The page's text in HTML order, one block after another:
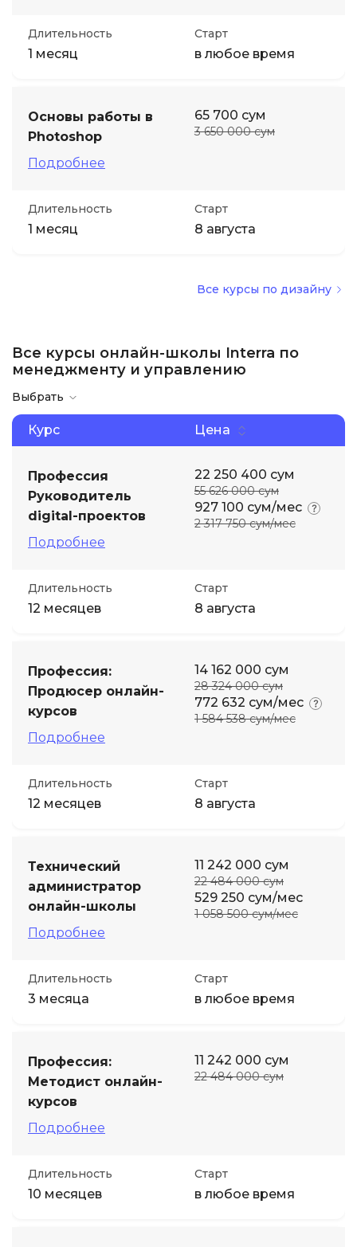
Длительность
1 месяц
Старт
в любое время
Основы работы в
Photoshop
Подробнее
65 700 сум
3 650 000 сум
Длительность
1 месяц
Старт
8 августа
Все курсы по дизайну
Все курсы онлайн-школы Interra по
менеджменту и управлению
Выбрать
Курс Цена
Профессия
Руководитель
digital-проектов
Подробнее
22 250 400 сум
55 626 000 сум
927 100 сум/мес
2 317 750 сум/мес
Длительность
12 месяцев
Старт
8 августа
Профессия:
Продюсер онлайн-
курсов
Подробнее
14 162 000 сум
28 324 000 сум
772 632 сум/мес
1 584 538 сум/мес
Длительность
12 месяцев
Старт
8 августа
Технический
администратор
онлайн-школы
Подробнее
11 242 000 сум
22 484 000 сум
529 250 сум/мес
1 058 500 сум/мес
Длительность
3 месяца
Старт
в любое время
Профессия:
Методист онлайн-
курсов
Подробнее
11 242 000 сум
22 484 000 сум
Длительность
10 месяцев
Старт
в любое время